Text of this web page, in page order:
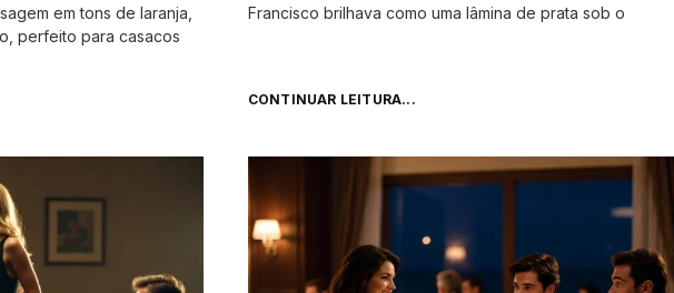
em tons de laranja,
perfeito para casacos
Francisco brilhava como uma lâmina de prata sob o
CONTINUAR LEITURA...